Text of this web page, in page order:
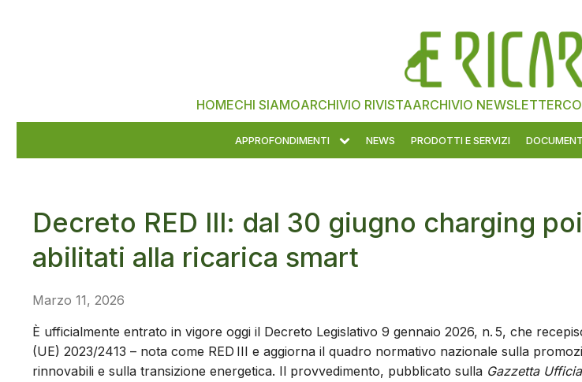
HOMECHI SIAMOARCHIVIO RIVISTAARCHIVIO NEWSLETTER
APPROFONDIMENTI NEWS PRODOTTI E SERVIZI
Decreto RED III: dal 30 giugno charging
abilitati alla ricarica smart
Marzo 11, 2026
È ufficialmente entrato in vigore oggi il Decreto Legislativo 9 gennaio 2026, n. 5, che
(UE) 2023/2413 – nota come RED III e aggiorna il quadro normativo nazionale sulla
rinnovabili e sulla transizione energetica. Il provvedimento, pubblicato sulla Gazzetta